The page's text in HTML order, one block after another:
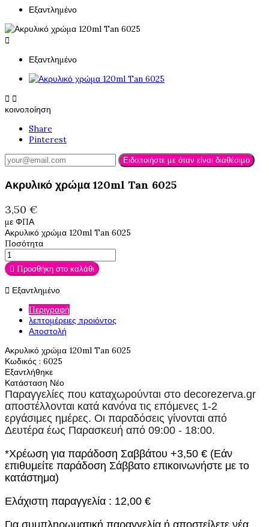
Εξαντλημένο

Εξαντλημένο
 
κοινοποίηση
Share
Pinterest
Ειδοποιήστε με όταν είναι διαθέσιμο
Ακρυλικό χρώμα 120ml Tan 6025
3,50 €
με ΦΠΑ
Ακρυλικό χρώμα 120ml Tan 6025
Ποσότητα
 Προσθήκη στο καλάθι
 Εξαντλημένο
Περιγραφή
λεπτομέρειες προιόντος
Αποστολή
Ακρυλικό χρώμα 120ml Tan 6025
Κωδικός : 6025
Εξαντλήθηκε
Κατάσταση Νέο
Παραγγελίες που καταχωρούνται στο decorezerva.gr
αποστέλλονται κατά κανόνα τις επόμενες 1-2
εργάσιμες ημέρες. Οι παραδόσεις γίνονται από
Δευτέρα έως Παρασκευή από 09:00 - 18:00.
*Χρέωση για παράδοση Σαββάτου +3,50 € (Εάν
επιθυμείτε παράδοση Σάββατο επικοινωνήστε με το
κατάστημα)
Ελάχιστη παραγγελία : 12,00 €
Για συμπληρωματική παραγγελία ή αποστείλετε νέα